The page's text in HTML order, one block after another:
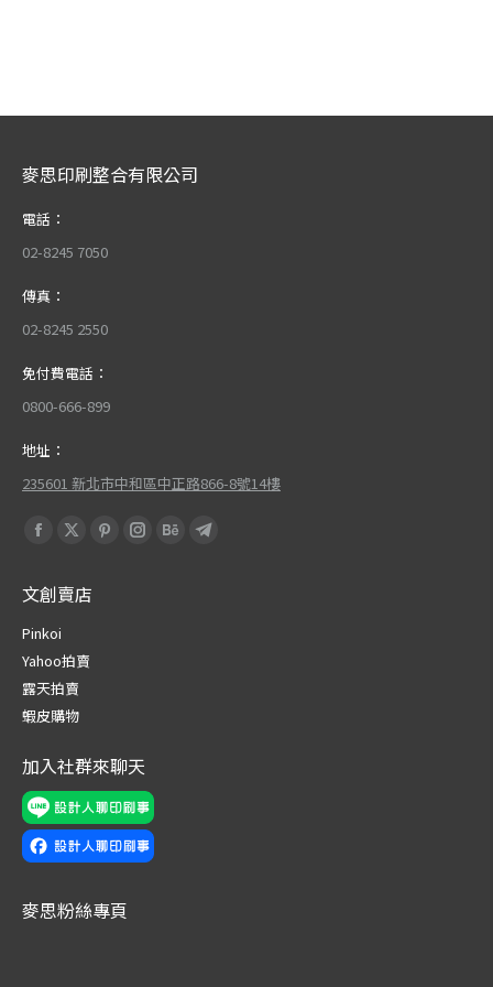
麥思印刷整合有限公司
電話：
02-8245 7050
傳真：
02-8245 2550
免付費電話：
0800-666-899
地址：
235601 新北市中和區中正路866-8號14樓
Find us on:
Facebook
opens
in
new
window
X
opens
new
window
PinterestInstagram
BehanceTelegram
文創賣店
Pinkoi
Yahoo拍賣
露天拍賣
蝦皮購物
加入社群來聊天
麥思粉絲專頁